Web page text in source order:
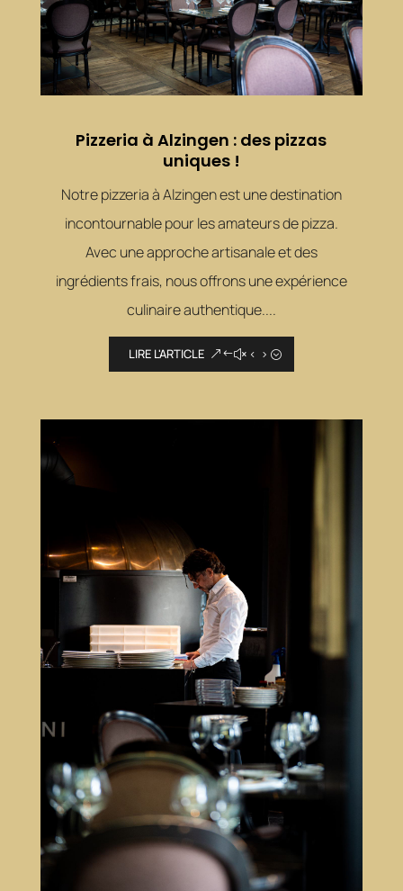
Pizzeria à Alzingen : des pizzas
uniques !
Notre pizzeria à Alzingen est une destination
incontournable pour les amateurs de pizza.
Avec une approche artisanale et des
ingrédients frais, nous offrons une expérience
culinaire authentique....
LIRE L'ARTICLE